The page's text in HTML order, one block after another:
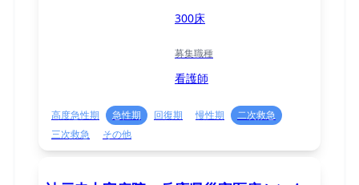
300床
募集職種
看護師
高度急性期 急性期 回復期 慢性期
二次救急
三次救急
その他